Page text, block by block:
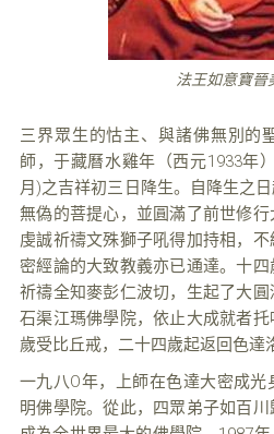
法王如意寶晉
三界眾生的怙主、與諸佛無別的
師，于藏曆水雞年（西元1933年
月)之吉祥初三日降生。自降生之
無偽的菩提心，並圓滿了前世修
虔誠祈禱文殊獅子吼得加持相，
密經論的大致教義亦已通達。十
祈禱全知麥彭仁波切，生起了大
石渠江瑪佛學院，依止大成就者
歲受比丘戒，二十四歲起返回色達
一九八O年，上師在色達大密成
明佛學院。從此，四眾弟子如百